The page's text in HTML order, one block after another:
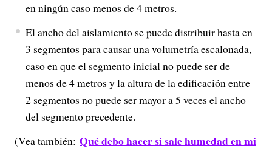
en ningún caso menos de 4 metros.
El ancho del aislamiento se puede distribuir hasta en
3 segmentos para causar una volumetría escalonada,
caso en que el segmento inicial no puede ser de
menos de 4 metros y la altura de la edificación entre
2 segmentos no puede ser mayor a 5 veces el ancho
del segmento precedente.
(Vea también: Qué debo hacer si sale humedad en mi